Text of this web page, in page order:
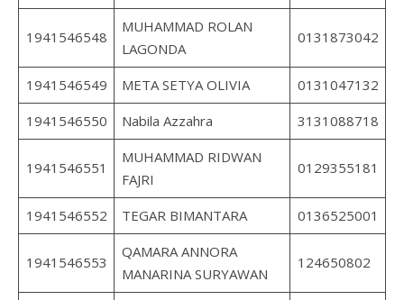
1941546548
MUHAMMAD ROLAN
LAGONDA
0131873042
1941546549 META SETYA OLIVIA
0131047132
1941546550
Nabila Azzahra 3131088718
1941546551
MUHAMMAD RIDWAN
FAJRI
0129355181
1941546552 TEGAR BIMANTARA 0136525001
1941546553
QAMARA ANNORA
MANARINA SURYAWAN
124650802